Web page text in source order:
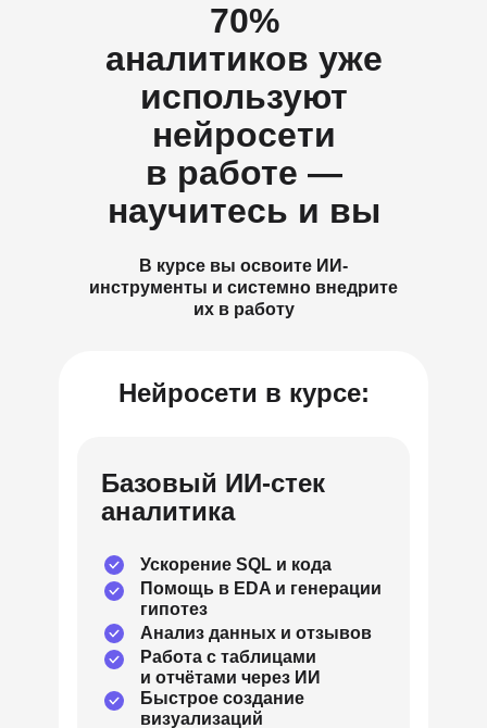
Нейросети в курсе:
В курсе вы освоите ИИ-
инструменты и системно внедрите
их в работу
70%
аналитиков уже
используют
нейросети
в работе —
научитесь и вы
Ускорение SQL и кода
Помощь в EDA и генерации
гипотез
Анализ данных и отзывов
Работа с таблицами
и отчётами через ИИ
Быстрое создание
визуализаций
Базовый ИИ-стек
аналитика